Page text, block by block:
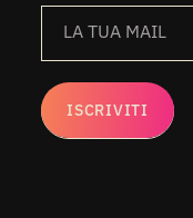
LA TUA MAIL
ISCRIVITI